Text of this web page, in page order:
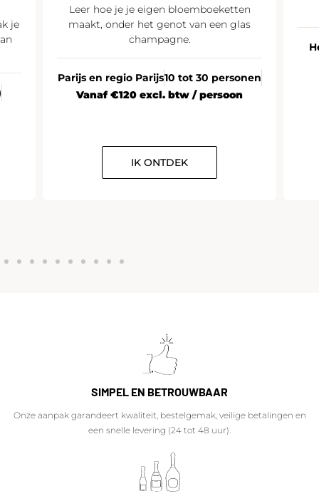
je
Leer hoe je je eigen bloemboeketten
maakt, onder het genot van een glas
champagne.
Parijs en regio Parijs10 tot 30 personen
Vanaf €120 excl. btw / persoon
IK ONTDEK
SIMPEL EN BETROUWBAAR
Onze aanpak garandeert kwaliteit, bestelgemak, veilige betalingen en
een snelle levering (24 tot 48 uur).